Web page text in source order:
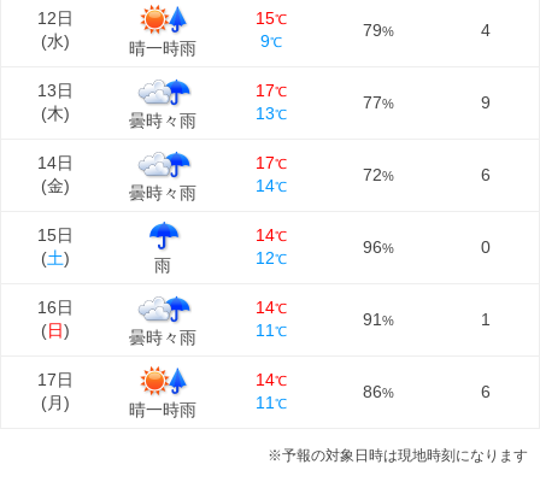
12日
(水) 晴一時雨
15℃
9℃
79% 4
13日
(木) 曇時々雨
17℃
13℃
77% 9
14日
(金) 曇時々雨
17℃
14℃
72% 6
15日
(土) 雨
14℃
12℃
96% 0
16日
(日) 曇時々雨
14℃
11 ℃
91 % 1
17日
(月) 晴一時雨
14℃
11 ℃
86% 6
※予報の対象日時は現地時刻になります